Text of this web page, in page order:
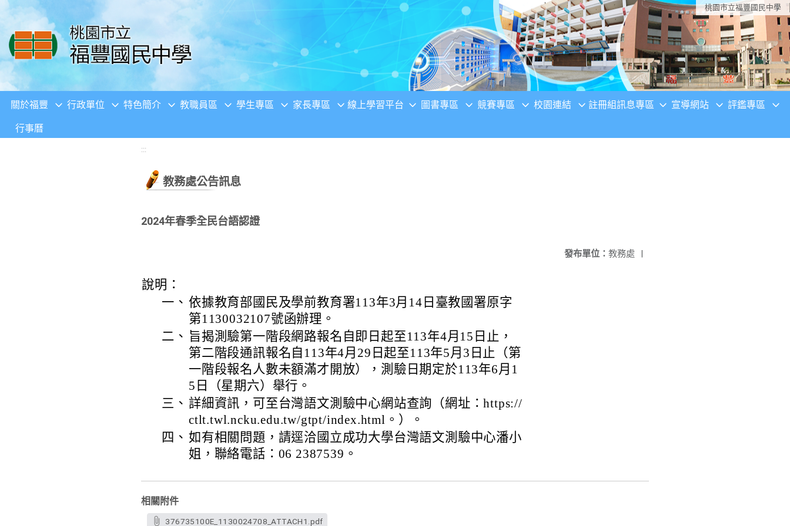
移至網頁之主要內容區位置 桃園市立福豐國民中學
關於福豐 行政單位 特色簡介 教職員區 學生專區 家長專區 線上學習平台 圖書專區 競賽專區 校園連結 註冊組訊息專區 宣導網站 評鑑專區
行事曆
:::
教務處公告訊息
2024年春季全民台語認證
發布單位： 教務處 |
說明：
一、 依據教育部國民及學前教育署113年3月14日臺教國署原字
第1130032107號函辦理。
二、 旨揭測驗第一階段網路報名自即日起至113年4月15日止，
第二階段通訊報名自113年4月29日起至113年5月3日止（第
一階段報名人數未額滿才開放），測驗日期定於113年6月1
5日（星期六）舉行。
三、 詳細資訊，可至台灣語文測驗中心網站查詢（網址：https://
ctlt.twl.ncku.edu.tw/gtpt/index.html。）。
四、 如有相關問題，請逕洽國立成功大學台灣語文測驗中心潘小
姐，聯絡電話：06 2387539。
相關附件
376735100E_1130024708_ATTACH1.pdf